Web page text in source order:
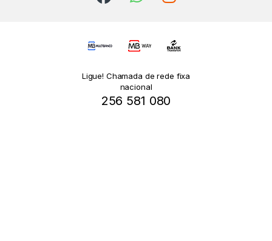
Ligue! Chamada de rede fixa
nacional
256 581 080